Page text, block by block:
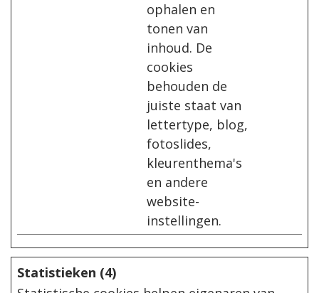
ophalen en
tonen van
inhoud. De
cookies
behouden de
juiste staat van
lettertype, blog,
fotoslides,
kleurenthema's
en andere
website-
instellingen.
Statistieken (4)